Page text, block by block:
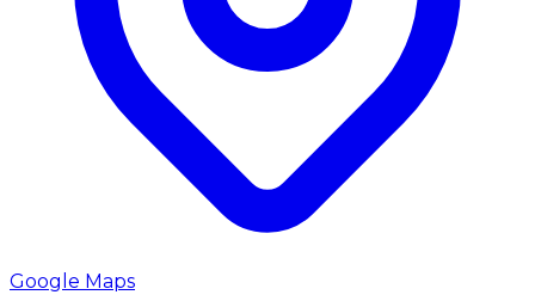
Google Maps